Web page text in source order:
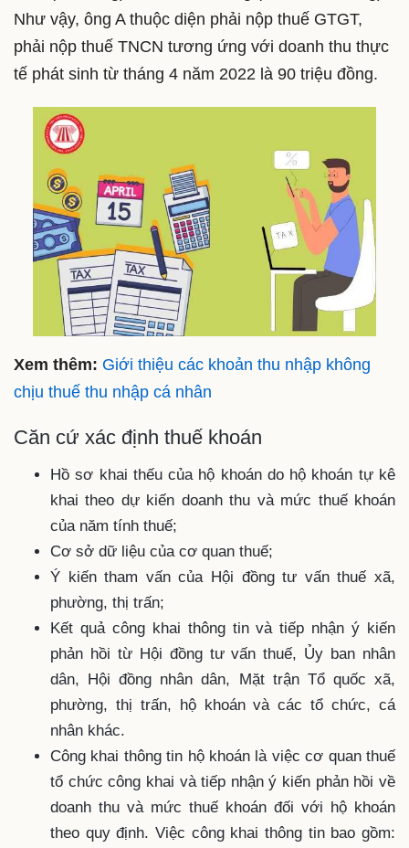
Như vậy, ông A thuộc diện phải nộp thuế GTGT,
phải nộp thuế TNCN tương ứng với doanh thu thực
tế phát sinh từ tháng 4 năm 2022 là 90 triệu đồng.
Xem thêm: Giới thiệu các khoản thu nhập không
chịu thuế thu nhập cá nhân
Căn cứ xác định thuế khoán
Hồ sơ khai thếu của hộ khoán do hộ khoán tự kê
khai theo dự kiến doanh thu và mức thuế khoán
của năm tính thuế;
Cơ sở dữ liệu của cơ quan thuế;
Ý kiến tham vấn của Hội đồng tư vấn thuế xã,
phường, thị trấn;
Kết quả công khai thông tin và tiếp nhận ý kiến
phản hồi từ Hội đồng tư vấn thuế, Ủy ban nhân
dân, Hội đồng nhân dân, Mặt trận Tổ quốc xã,
phường, thị trấn, hộ khoán và các tổ chức, cá
nhân khác.
Công khai thông tin hộ khoán là việc cơ quan thuế
tổ chức công khai và tiếp nhận ý kiến phản hồi về
doanh thu và mức thuế khoán đối với hộ khoán
theo quy định. Việc công khai thông tin bao gồm: